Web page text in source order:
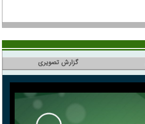
گزارش تصویری